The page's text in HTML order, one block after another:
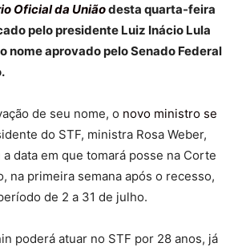
Oficial da Uniãodesta quarta-feira
pelo presidente Luiz Inácio Lula
nome aprovado pelo Senado Federal
de seu nome, o novo ministro se
do STF, ministra Rosa Weber,
data em que tomará posse na Corte
na primeira semana após o recesso,
de 2 a 31 de julho.
poderá atuar no STF por 28 anos, já